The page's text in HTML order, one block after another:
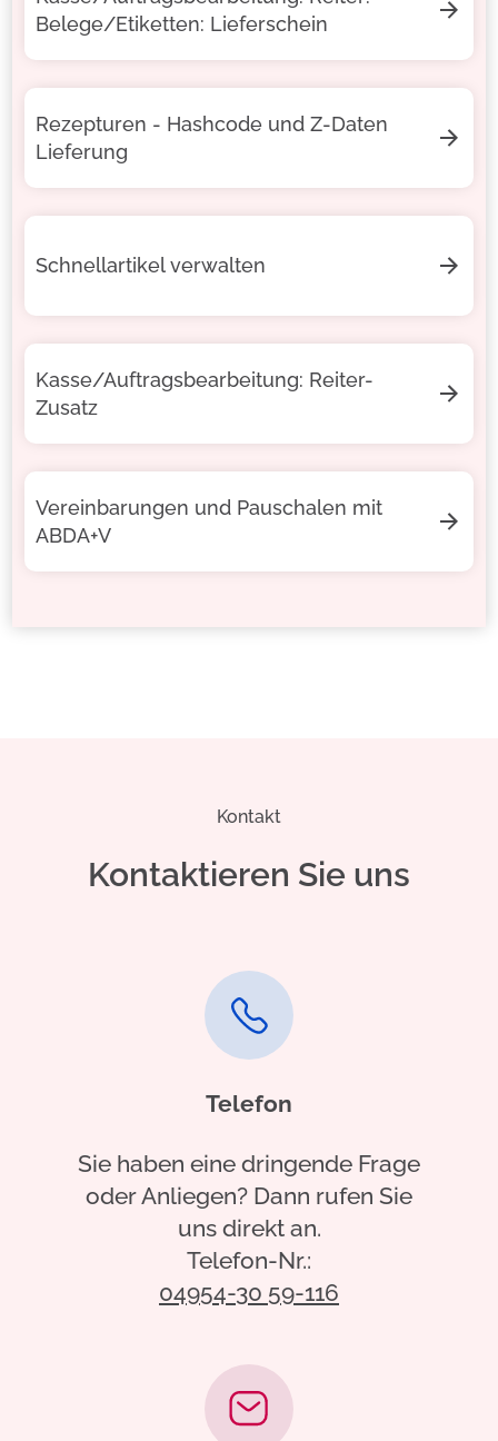
Belege/Etiketten: Lieferschein
Rezepturen - Hashcode und Z-Daten
Lieferung
Schnellartikel verwalten
Kasse/Auftragsbearbeitung: Reiter-
Zusatz
Vereinbarungen und Pauschalen mit
ABDA+V
Kontakt
Kontaktieren Sie uns
Telefon
Sie haben eine dringende Frage
oder Anliegen? Dann rufen Sie
uns direkt an.
Telefon-Nr.:
04954-30 59-116